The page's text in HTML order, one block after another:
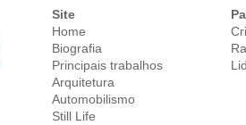
Site
Home
Biografia
Principais trabalhos
Arquitetura
Automobilismo
Still Life